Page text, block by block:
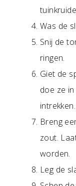
Was de
Snij de
ringen.
Giet de
doe ze
intrekken.
Breng
zout.
worden.
Leg de